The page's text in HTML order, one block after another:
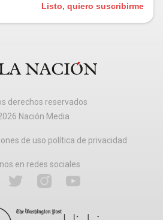
Listo, quiero suscribirme
derechos reservados
Nación Media
de uso política de privacidad
en redes sociales